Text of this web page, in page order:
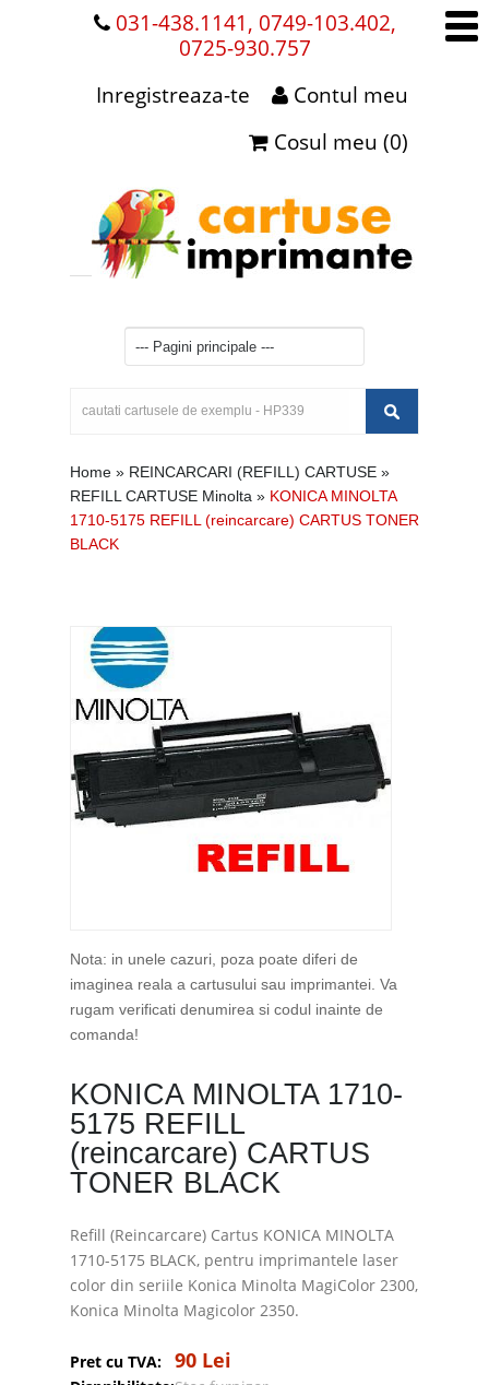
031-438.1141, 0749-103.402,
0725-930.757
Contul meu
Inregistreaza-te
Cosul meu (0)
Home » REINCARCARI (REFILL) CARTUSE »
REFILL CARTUSE Minolta » KONICA MINOLTA
1710-5175 REFILL (reincarcare) CARTUS TONER
BLACK
Nota: in unele cazuri, poza poate diferi de
imaginea reala a cartusului sau imprimantei. Va
rugam verificati denumirea si codul inainte de
comanda!
KONICA MINOLTA 1710-
5175 REFILL
(reincarcare) CARTUS
TONER BLACK
Refill (Reincarcare) Cartus KONICA MINOLTA
1710-5175 BLACK, pentru imprimantele laser
color din seriile Konica Minolta MagiColor 2300,
Konica Minolta Magicolor 2350.
Pret cu TVA: 90 Lei